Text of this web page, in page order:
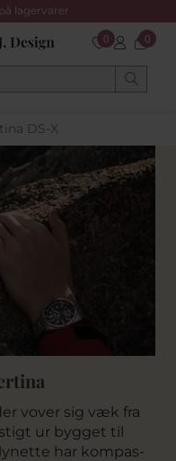
lagervarer
0 0
DS-X
vover sig væk fra
ur bygget til
har kompas-